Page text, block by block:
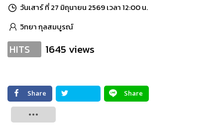
วันเสาร์ ที่ 27 มิถุนายน 2569 เวลา 12:00 น.
วิทยา กุลสมบูรณ์
HITS 1645 views
Share
Share